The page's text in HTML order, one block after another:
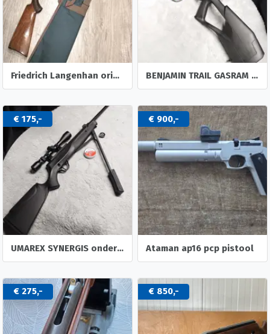
Friedrich Langenhan original V luchtbuks. BENJAMIN TRAIL GASRAM 5,5mm & accessoires
€ 175,-
UMAREX SYNERGIS onderspanner 12-schots repeater 4,5mm &acc.
€ 900,-
Ataman ap16 pcp pistool
€ 275,- € 850,-